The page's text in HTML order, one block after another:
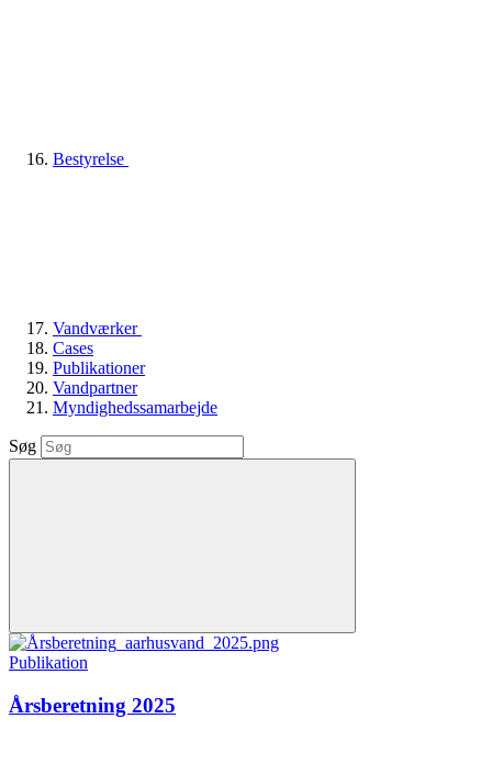
Bestyrelse
Vandværker
Cases
Publikationer
Vandpartner
Myndighedssamarbejde
Søg
Publikation
Årsberetning 2025